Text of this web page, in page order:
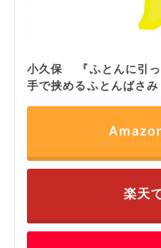
小久保 『ふとんに引
手で挟めるふとんばさみ
楽天